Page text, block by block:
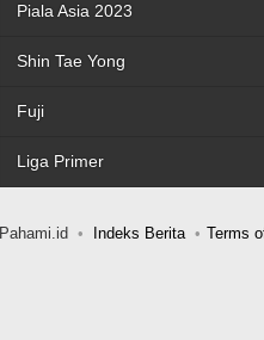
Piala Asia 2023
Shin Tae Yong
Fuji
Liga Primer
Pahami.id Indeks Berita Terms